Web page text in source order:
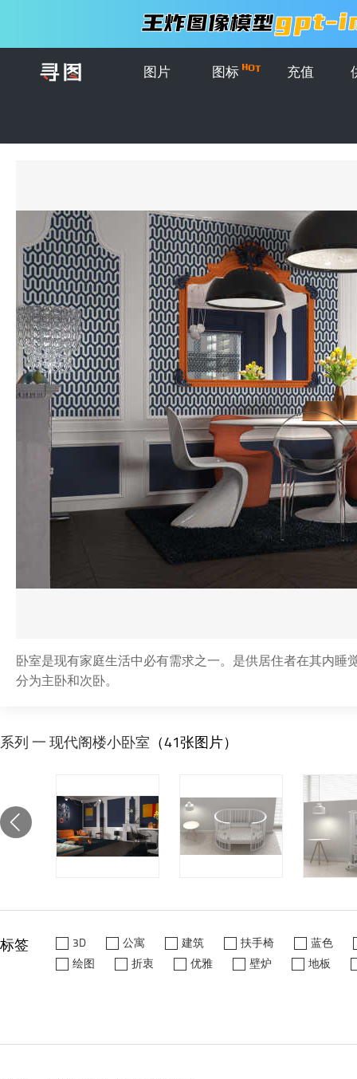
图片 图标 充值
卧室是现有家庭生活中必有需求之一。是供居住者在其内
分为主卧和次卧。
系列 一 现代阁楼小卧室 （41张图片）
标签 3D 公寓 建筑 扶手椅
蓝色
绘图
折衷 优雅 壁炉 地板